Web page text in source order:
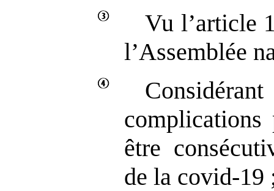
Vu l’article
l’Assemblée
complications
être
de la covid‑19